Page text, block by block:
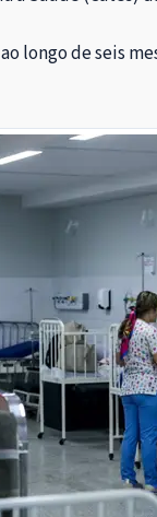
longo de seis